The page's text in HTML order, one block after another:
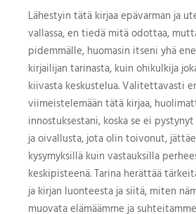
Lähestyin tätä kirjaa epävarman ja
vallassa, en tiedä mitä odottaa,
pidemmälle, huomasin itseni yhä
kirjailijan tarinasta, kuin ohikulkija
kiivasta keskustelua. Valitettavasti
viimeistelemään tätä kirjaa,
innostuksestani, koska se ei
ja oivallusta, jota olin toivonut,
kysymyksillä kuin vastauksilla
keskipisteenä. Tarina herättää
ja kirjan luonteesta ja siitä, miten
muovata elämäämme ja